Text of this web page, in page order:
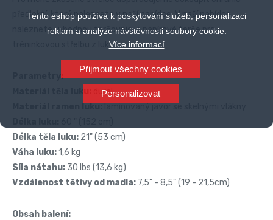
Tento eshop používá k poskytování služeb, personalizaci
reklam a analýze návštěvnosti soubory cookie.
Více informací
Přijmout všechny cookies
Personalizovat
předloktí, který naleznete v naší nabídce. V naší nabídce
naleznete i vhodnou terčovnici a papírové terče pro
tréninkovou střelbu z luku.
Parametry:
dural
Délka těla luku: 21" (53 cm)
Váha luku:1,6 kg
Síla nátahu: 30 lbs (13,6 kg)
Vzdálenost tětivy od madla: 7,5" - 8,5" (19 - 21,5cm)
Obsah balení: